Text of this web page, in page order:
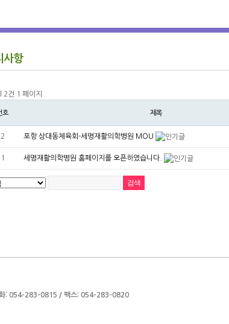
사항
2건 1 페이지
호 제목
2 포항 상대동체육회-세명재활의학병원 MOU
1 세명재활의학병원 홈페이지를 오픈하였습니다.
화: 054-283-0815 / 팩스: 054-283-0820